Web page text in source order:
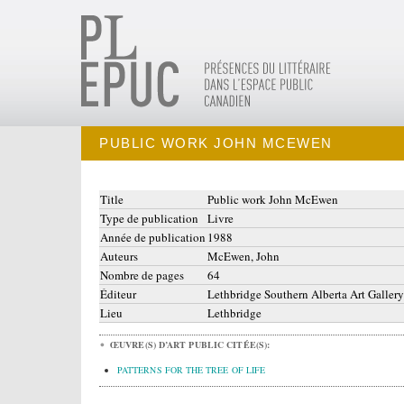
PUBLIC WORK JOHN MCEWEN
Title
Public work John McEwen
Type de publication
Livre
Année de publication 1988
Auteurs
McEwen, John
Nombre de pages
64
Éditeur
Lethbridge Southern Alberta Art Gallery
Lieu
Lethbridge
ŒUVRE(S) D’ART PUBLIC CITÉE(S):
PATTERNS FOR THE TREE OF LIFE